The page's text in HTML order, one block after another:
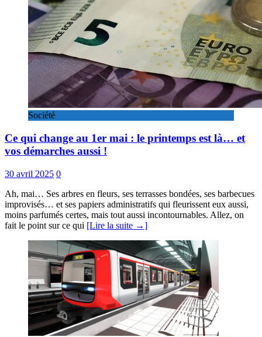
Société
Ce qui change au 1er mai : le printemps est là… et
vos démarches aussi !
30 avril 2025 0
Ah, mai… Ses arbres en fleurs, ses terrasses bondées, ses barbecues
improvisés… et ses papiers administratifs qui fleurissent eux aussi,
moins parfumés certes, mais tout aussi incontournables. Allez, on
fait le point sur ce qui [Lire la suite →]